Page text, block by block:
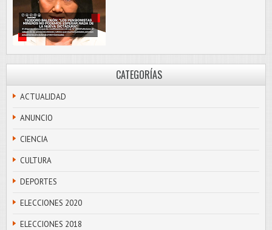
CATEGORÍAS
ACTUALIDAD
ANUNCIO
CIENCIA
CULTURA
DEPORTES
ELECCIONES 2020
ELECCIONES 2018